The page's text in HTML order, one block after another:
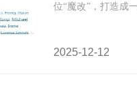
位“魔改”，打造成
2025-12-12